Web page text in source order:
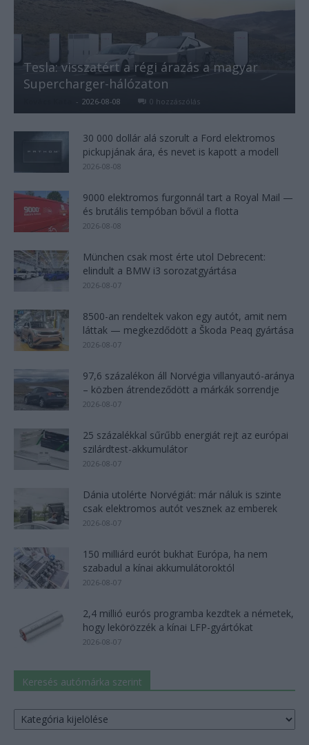
Tesla: visszatért a régi árazás a magyar
Supercharger-hálózaton
- 2026-08-08 0 hozzászólás
30 000 dollár alá szorult a Ford elektromos
pickupjának ára, és nevet is kapott a modell
2026-08-08
9000 elektromos furgonnál tart a Royal Mail —
és brutális tempóban bővül a flotta
2026-08-08
München csak most érte utol Debrecent:
elindult a BMW i3 sorozatgyártása
2026-08-07
8500-an rendeltek vakon egy autót, amit nem
láttak — megkezdődött a Škoda Peaq gyártása
2026-08-07
97,6 százalékon áll Norvégia villanyautó-aránya
– közben átrendeződött a márkák sorrendje
2026-08-07
25 százalékkal sűrűbb energiát rejt az európai
szilárdtest-akkumulátor
2026-08-07
Dánia utolérte Norvégiát: már náluk is szinte
csak elektromos autót vesznek az emberek
2026-08-07
150 milliárd eurót bukhat Európa, ha nem
szabadul a kínai akkumulátoroktól
2026-08-07
2,4 millió eurós programba kezdtek a németek,
hogy lekörözzék a kínai LFP-gyártókat
2026-08-07
Keresés autómárka szerint
Keresés
autómárka